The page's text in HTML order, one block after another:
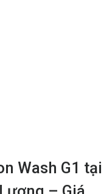
Wash G1 tại